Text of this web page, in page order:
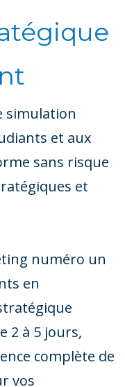
simulation
et aux
sans risque
et
numéro un
en
2 à 5 jours,
complète de
vos